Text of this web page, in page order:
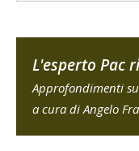
L'esperto Pac
Approfondimenti
a cura di Angelo